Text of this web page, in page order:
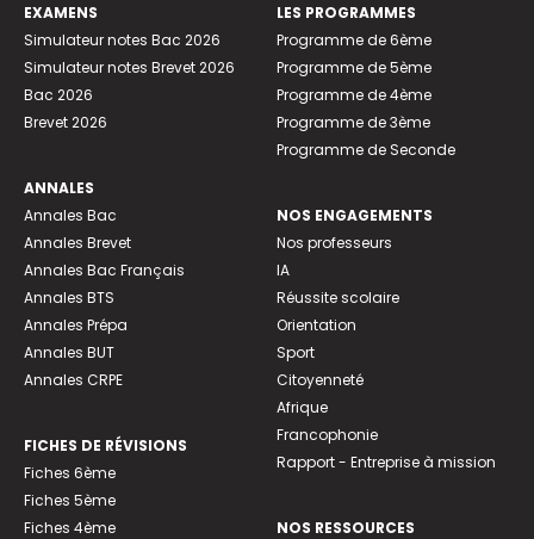
EXAMENS
Simulateur notes Bac 2026
Simulateur notes Brevet 2026
Bac 2026
Brevet 2026
ANNALES
Annales Bac
Annales Brevet
Annales Bac Français
Annales BTS
Annales Prépa
Annales BUT
Annales CRPE
FICHES DE RÉVISIONS
Fiches 6ème
Fiches 5ème
Fiches 4ème
LES PROGRAMMES
Programme de 6ème
Programme de 5ème
Programme de 4ème
Programme de 3ème
Programme de Seconde
NOS ENGAGEMENTS
Nos professeurs
IA
Réussite scolaire
Orientation
Sport
Citoyenneté
Afrique
Francophonie
Rapport - Entreprise à mission
NOS RESSOURCES